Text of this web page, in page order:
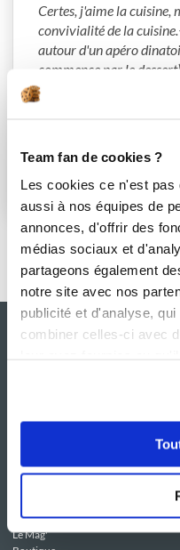
Team fan de cookies ?
Les cookies ce n'est
aussi à nos équipes de
annonces, d'offrir des
médias sociaux et
partageons également
notre site avec nos
publicité et d'analyse,
combiner celles-ci avec
Certes, j'aime la cuisine,
convivialité de la
autour d'un apéro
commence par le
et surtout autour de la
m'apporte du matériel
S'abonner
NOS SITES
Club Guy Demarle
Le Mag'